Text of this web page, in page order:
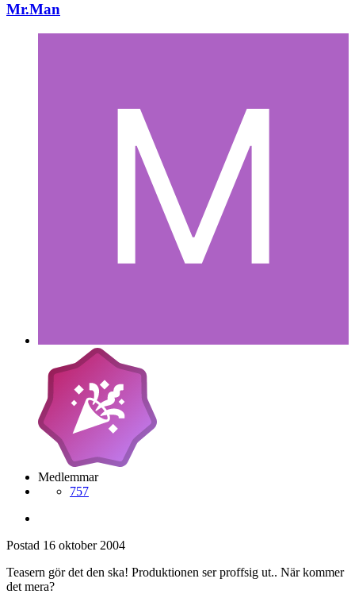
Mr.Man
Medlemmar
757
Postad 16 oktober 2004
Teasern gör det den ska! Produktionen ser proffsig ut.. När kommer
det mera?